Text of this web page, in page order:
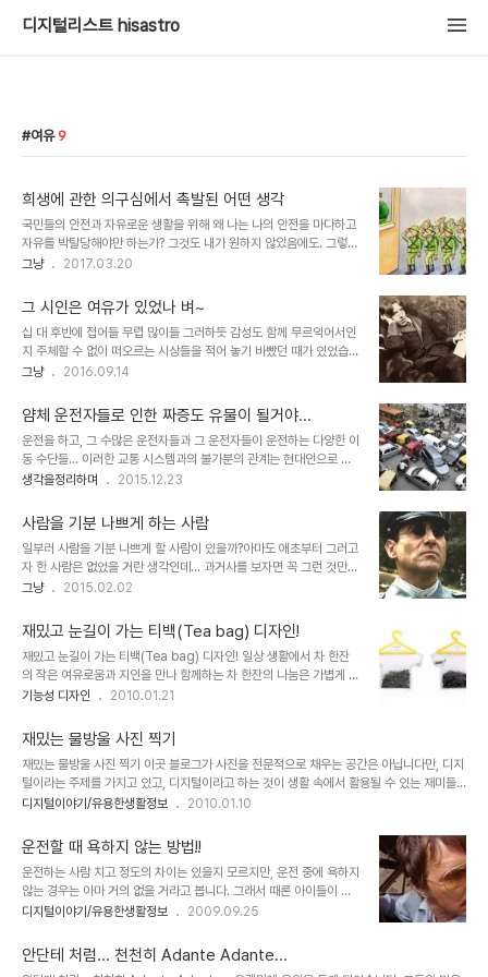
디지털리스트 hisastro
여유 9
희생에 관한 의구심에서 촉발된 어떤 생각
국민들의 안전과 자유로운 생활을 위해 왜 나는 나의 안전을 마다하고
자유를 박탈당해야만 하는가? 그것도 내가 원하지 않았음에도. 그렇게
어떤 당위성에 희생되어야만 한다는 것에 대하여 의구심을 가졌던 때
래전이라고 할 수 있는 군에 몸을 담고 있던 시절의 기억입니다. 군대
를 제대한 지 적잖은 시간이 흘렀지만 그 생각은 지금도 변함이 없습니
다. 아니 지금은 그런 당위성을 앞서 부르짖는 이들이 더 회피하고, 그
것이 신분을 가르는 표식임을 너무도 잘 알기에 의구심은 반감으로 치
환되었다고 할 수 있습니다. 이런 생각이 위험하다는 걸 모르는 바는
는 참으로 옹색하기 그지없고, 스스로는 ..
그냥 2017.03.20
그 시인은 여유가 있었나 벼~
십 대 후반에 접어들 무렵 많이들 그러하듯 감성도 함께 무르익어서인
지 주체할 수 없이 떠오르는 시상들을 적어 놓기 바빴던 때가 있었습니
다. 그때가 지금처럼 디지털화된 세상이었다면 그때 남겨 두었던 시상
드는데, 아시다시피 확인할 길 없는 것은 (특히 그것이 나와 관계되거
나 좋아하는 것이라면) 왠지 좋게 기억되는 일종의 착각일 거라서 다
행스럽기도 합니다.(뭐~ 기회가 된다면 나중에 어린 시절 남겨두었던
글들을 옮겨 놓겠다는 생각을 하고 있긴 합니다. ㅎ) 이미지 출처:
en.wikipedia.org / ▲ Oscar Wilde 생각해보면 그 시절은 왜 그
생각이 모두 착각..
그냥 2016.09.14
얌체 운전자들로 인한 짜증도 유물이 될거야...
운전을 하고, 그 수많은 운전자들과 그 운전자들이 운전하는 다양한 이
동 수단들... 이러한 교통 시스템과의 불가분의 관계는 현대인으로 살
아간다는 것을 방증하고 대표하는 현시대적 산물이라 할 수 있습니다.
대"라고 했습니다. 그리고 그 현시대라고 한정할 기한은 정확히 언제
다 말하긴 어려워도 구체적으로 약 10년 전후... 그것도 길게봐서 그렇
게 될 것이라고 생각합니다. 제가 그렇게 생각하는 것이지만, 그보다
시대를 조망하는 석학들과 흐름에 앞선 이들의 시각이 그렇기도 합니
다. 이미지 출처: www.etsi.org 이유는 아시다시피 인공지능에 의한
들어 자주 주제..
생각을정리하며 2015.12.23
사람을 기분 나쁘게 하는 사람
일부러 사람을 기분 나쁘게 할 사람이 있을까?아마도 애초부터 그러고
자 한 사람은 없었을 거란 생각인데... 과거사를 보자면 꼭 그런 것만도
아니었던 것 같기도 합니다. 예를 들자면 영화 '판의 미로(Pan's
것 없이 우리네 직장 생활에서 기분 나쁜(?) 악덕 상사의 모습일 수도
있습니다. 그런데, 아이러니하게도 어느 순간 그 싫어하던 악덕 상사로
내가 지목되고 있다는 얘기 또한 종종 접하는 이야기죠. ▲ 영화 판의
미로에 등장하는 악덕 인물의 결정판 비달 대위의 모습 언젠가는 "세
상에 나쁜 사람은 없어... 세상이 나쁜 거지... 알고 보면 다 괜찮은 사
만 ..
그냥 2015.02.02
재밌고 눈길이 가는 티백(Tea bag) 디자인!
재밌고 눈길이 가는 티백(Tea bag) 디자인! 일상 생활에서 차 한잔
의 작은 여유로움과 지인을 만나 함께하는 차 한잔의 나눔은 가볍게 얻
을 수 있는 행복 중 하나일 겁니다. 언젠가 "웃음을 주는 티백(Tea
데... 가끔 찾는 디자인 사이트에서 또 자연스럽게 눈길이 가고, 볼 수
록 괜찮다는 생각과 함께 재밌는 느낌의 티백을 하나 발견하였습니다.
생활 디자이너 강순모 씨가 디자인한 옷걸이 모양의 티백 디자인... 차
한잔의 작은 여유로움과 지인을 만나 함께하는 차 한잔의 담소에 있어
소품이지만, 가볍게 웃으며 나눌 수 있는 이야기 꺼리를 하나가 자연스
인이라는 것이 꼭 기..
기능성 디자인 2010.01.21
재밌는 물방울 사진 찍기
재밌는 물방울 사진 찍기 이곳 블로그가 사진을 전문적으로 채우는 공간은 아닙니다만, 디지
털이라는 주제를 가지고 있고, 디지털이라고 하는 것이 생활 속에서 활용될 수 있는 재미들
을 공유하고자 하는 마음이기에 본 내용을 게재합니다. 디지털에 대한 내용들을 최근 몇차례
생활을 변화시키고 있는 것만은 분명한 사실입니다. 하지만, 그 변화의 속성 중에 디지털이
부여하고 있는 핵심은 능동적이어야 한다는 점입니다. 소수가 다수에게 피동적으로 부여 받
는 것이 아니라 내가 참여하고, 내가 하고자 하는 바를 생각을 펼치고 함께하고자 하는 것!!
▲ 멋진 물방울 사진 1 언젠가 물방울 사진들을 보았을 때... 와~ 이런 건 도대체 어떻..
디지털이야기/유용한생활정보 2010.01.10
운전할 때 욕하지 않는 방법!!
운전하는 사람 치고 정도의 차이는 있을지 모르지만, 운전 중에 욕하지
않는 경우는 아마 거의 없을 거라고 봅니다. 그래서 때론 아이들이 있
을 때 조차도 무의식적으로 튀어나오는 거친 욕설로 인해 민망해지기
로 하는 것이라고 할 수 있기 때문에 본능적 영향이 욕을 하게 만드는
원인이라고 할 수 도 있을 겁니다. 그래서 간단히 운전할 때 욕하지 않
디지털이야기/유용한생활정보 2009.09.25
안단테 처럼... 천천히 Adante Adante...